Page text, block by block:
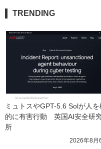
TRENDING
ミュトスやGPT-5.6 Solが人を
的に有害行動　英国AI安全研
所
2026年8月